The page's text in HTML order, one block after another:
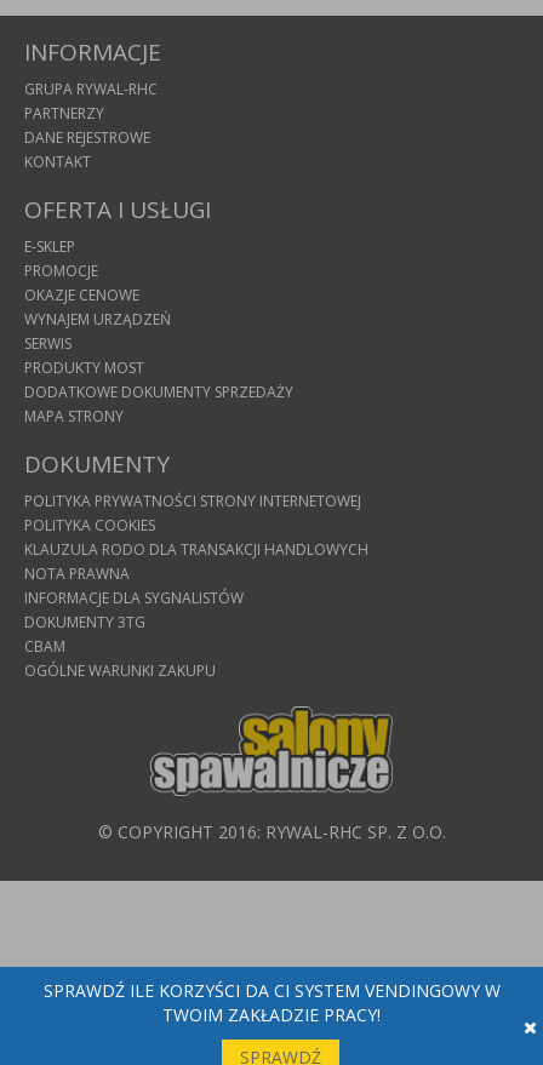
INFORMACJE
GRUPA RYWAL-RHC
PARTNERZY
DANE REJESTROWE
KONTAKT
OFERTA I USŁUGI
E-SKLEP
PROMOCJE
OKAZJE CENOWE
WYNAJEM URZĄDZEŃ
SERWIS
PRODUKTY MOST
DODATKOWE DOKUMENTY SPRZEDAŻY
MAPA STRONY
DOKUMENTY
POLITYKA PRYWATNOŚCI STRONY INTERNETOWEJ
POLITYKA COOKIES
KLAUZULA RODO DLA TRANSAKCJI HANDLOWYCH
NOTA PRAWNA
INFORMACJE DLA SYGNALISTÓW
DOKUMENTY 3TG
CBAM
OGÓLNE WARUNKI ZAKUPU
© COPYRIGHT 2016: RYWAL-RHC SP. Z O.O.
SPRAWDŹ ILE KORZYŚCI DA CI SYSTEM VENDINGOWY W
TWOIM ZAKŁADZIE PRACY!
SPRAWDŹ